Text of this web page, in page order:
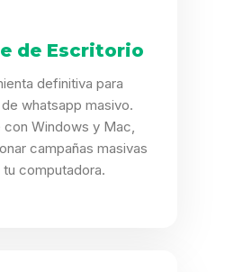
de Escritorio
definitiva para
whatsapp masivo.
con Windows y Mac,
campañas masivas
computadora.